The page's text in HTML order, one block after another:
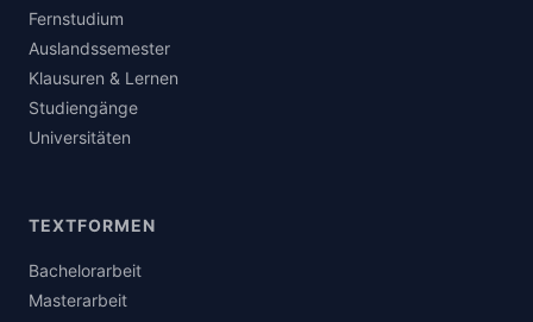
Fernstudium
Auslandssemester
Klausuren & Lernen
Studiengänge
Universitäten
TEXTFORMEN
Bachelorarbeit
Masterarbeit